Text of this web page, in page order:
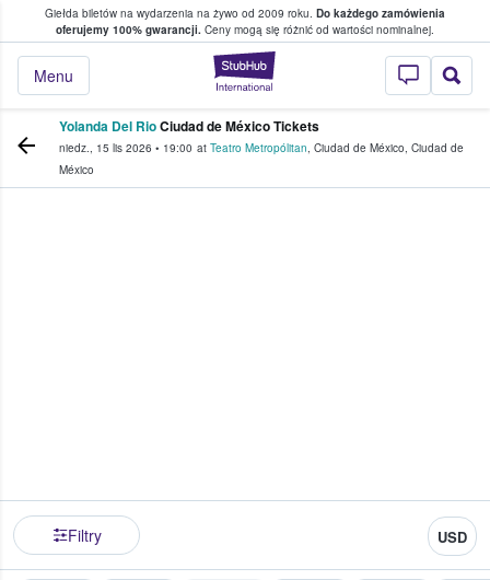
Giełda biletów na wydarzenia na żywo od 2009 roku. Do każdego zamówienia
oferujemy 100% gwarancji. Ceny mogą się różnić od wartości nominalnej.
StubHub —
Menu
w którym fani i kibice kupują i
Yolanda Del RioCiudad de México Tickets
niedz., 15 lis 2026 • 19:00 at Teatro Metropólitan, Ciudad de México, Ciudad de
México
Filtry USD